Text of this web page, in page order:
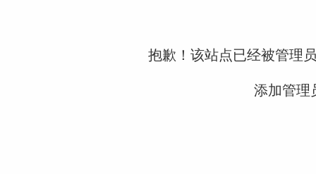
抱歉！该站点已经被管理
添加管理